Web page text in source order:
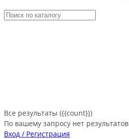
Все результаты ({{count}})
По вашему запросу нет результатов
Вход / Регистрация